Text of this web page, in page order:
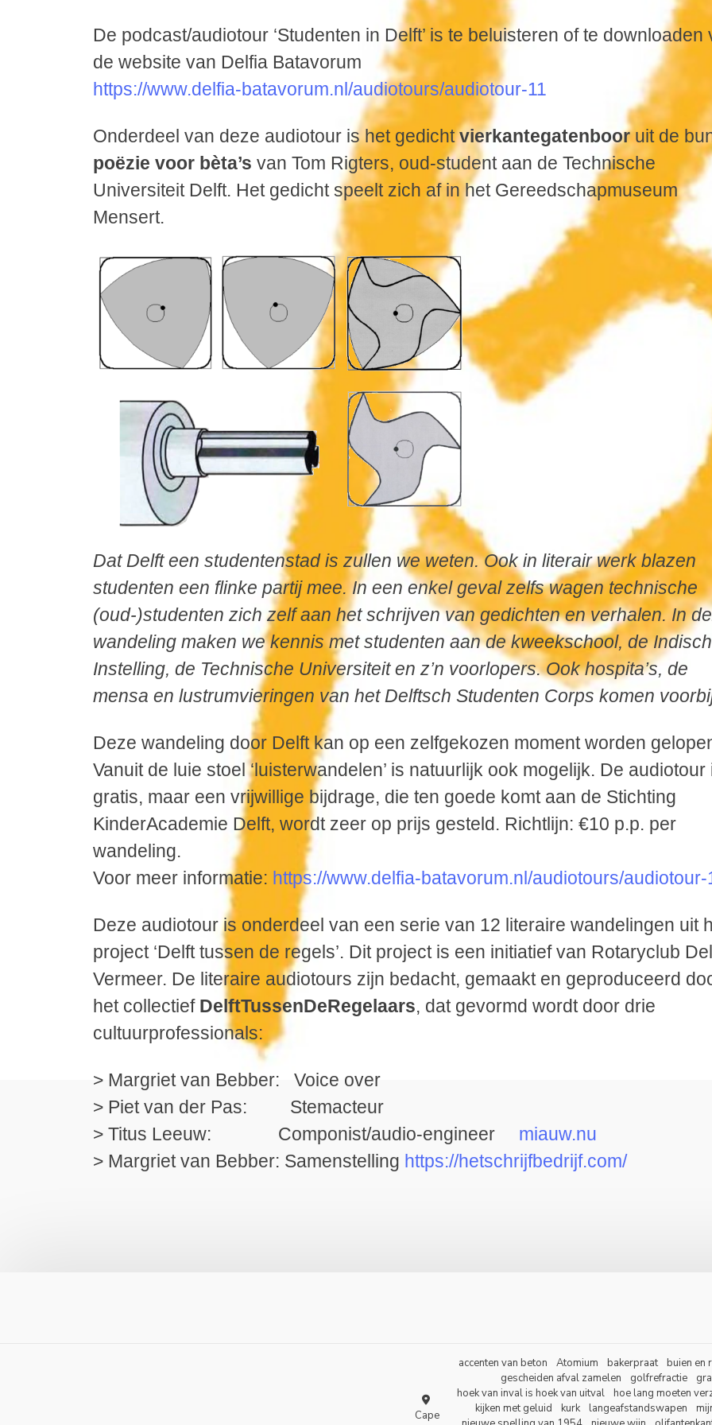
De podcast/audiotour ‘Studenten in Delft’ is te beluisteren of te downloaden
de website van Delfia Batavorum
https://www.delfia-batavorum.nl/audiotours/audiotour-11
Onderdeel van deze audiotour is het gedichtvierkantegatenbooruit de
poëzie voor bèta’s van Tom Rigters, oud-student aan de Technische
Universiteit Delft. Het gedicht speelt zich af in het Gereedschapmuseum
Mensert.
Dat Delft een studentenstad is zullen we weten. Ook in literair werk blazen
studenten een flinke partij mee. In een enkel geval zelfs wagen technische
(oud-)studenten zich zelf aan het schrijven van gedichten en verhalen. In
wandeling maken we kennis met studenten aan de kweekschool, de
Instelling, de Technische Universiteit en z’n voorlopers. Ook hospita’s, de
mensa en lustrumvieringen van het Delftsch Studenten Corps komen
Deze wandeling door Delft kan op een zelfgekozen moment worden
Vanuit de luie stoel ‘luisterwandelen’ is natuurlijk ook mogelijk. De audiotour
gratis, maar een vrijwillige bijdrage, die ten goede komt aan de Stichting
KinderAcademie Delft, wordt zeer op prijs gesteld. Richtlijn: €10 p.p. per
wandeling.
Voor meer informatie: https://www.delfia-batavorum.nl/audiotours/audiotour-
Deze audiotour is onderdeel van een serie van 12 literaire wandelingen uit
project ‘Delft tussen de regels’. Dit project is een initiatief van Rotaryclub
Vermeer. De literaire audiotours zijn bedacht, gemaakt en geproduceerd
het collectief DelftTussenDeRegelaars, dat gevormd wordt door drie
cultuurprofessionals:
> Margriet van Bebber: Voice over
> Piet van der Pas: Stemacteur
> Titus Leeuw: Componist/audio-engineer miauw.nu
> Margriet van Bebber: Samenstelling https://hetschrijfbedrijf.com/
Cape
accenten van beton Atomium bakerpraat buien en
gescheiden afval zamelen
golfrefractie
hoek van inval is hoek van uitval
hoe lang moeten
kijken met geluid
kurk langeafstandswapen